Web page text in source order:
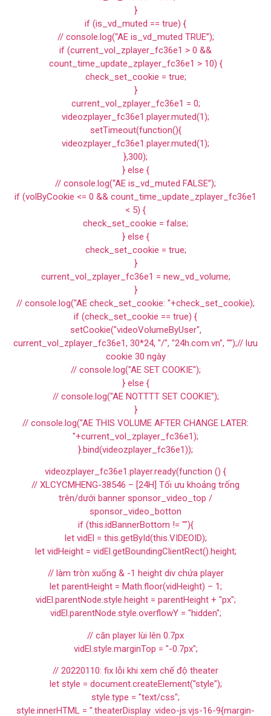
}
if (is_vd_muted == true) {
// console.log(“AE is_vd_muted TRUE”);
if (current_vol_zplayer_fc36e1 > 0 &&
count_time_update_zplayer_fc36e1 > 10) {
check_set_cookie = true;
}
current_vol_zplayer_fc36e1 = 0;
videozplayer_fc36e1.player.muted(1);
setTimeout(function(){
videozplayer_fc36e1.player.muted(1);
},300);
} else {
// console.log(“AE is_vd_muted FALSE”);
if (volByCookie <= 0 && count_time_update_zplayer_fc36e1
< 5) {
check_set_cookie = false;
} else {
check_set_cookie = true;
}
current_vol_zplayer_fc36e1 = new_vd_volume;
}
// console.log("AE check_set_cookie: "+check_set_cookie);
if (check_set_cookie == true) {
setCookie("videoVolumeByUser",
current_vol_zplayer_fc36e1, 30*24, "/", "24h.com.vn", "");// lưu
cookie 30 ngày
// console.log("AE SET COOKIE");
} else {
// console.log("AE NOTTTT SET COOKIE");
}
// console.log("AE THIS VOLUME AFTER CHANGE LATER:
"+current_vol_zplayer_fc36e1);
}.bind(videozplayer_fc36e1));
videozplayer_fc36e1.player.ready(function () {
// XLCYCMHENG-38546 – [24H] Tối ưu khoảng trống
trên/dưới banner sponsor_video_top /
sponsor_video_botton
if (this.idBannerBottom != ""){
let vidEl = this.getById(this.VIDEOID);
let vidHeight = vidEl.getBoundingClientRect().height;
// làm tròn xuống & -1 height div chứa player
let parentHeight = Math.floor(vidHeight) – 1;
vidEl.parentNode.style.height = parentHeight + "px";
vidEl.parentNode.style.overflowY = "hidden";
// căn player lùi lên 0.7px
vidEl.style.marginTop = "-0.7px";
// 20220110: fix lỗi khi xem chế độ theater
let style = document.createElement("style");
style.type = "text/css";
style.innerHTML = ".theaterDisplay .video-js.vjs-16-9{margin-